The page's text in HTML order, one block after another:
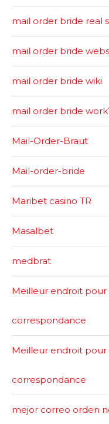
mail order bride real
mail order bride
mail order bride wiki
mail order bride
Mail-Order-Braut
Mail-order-bride
Maribet casino TR
Masalbet
medbrat
Meilleur endroit
correspondance
Meilleur endroit
correspondance
mejor correo orden